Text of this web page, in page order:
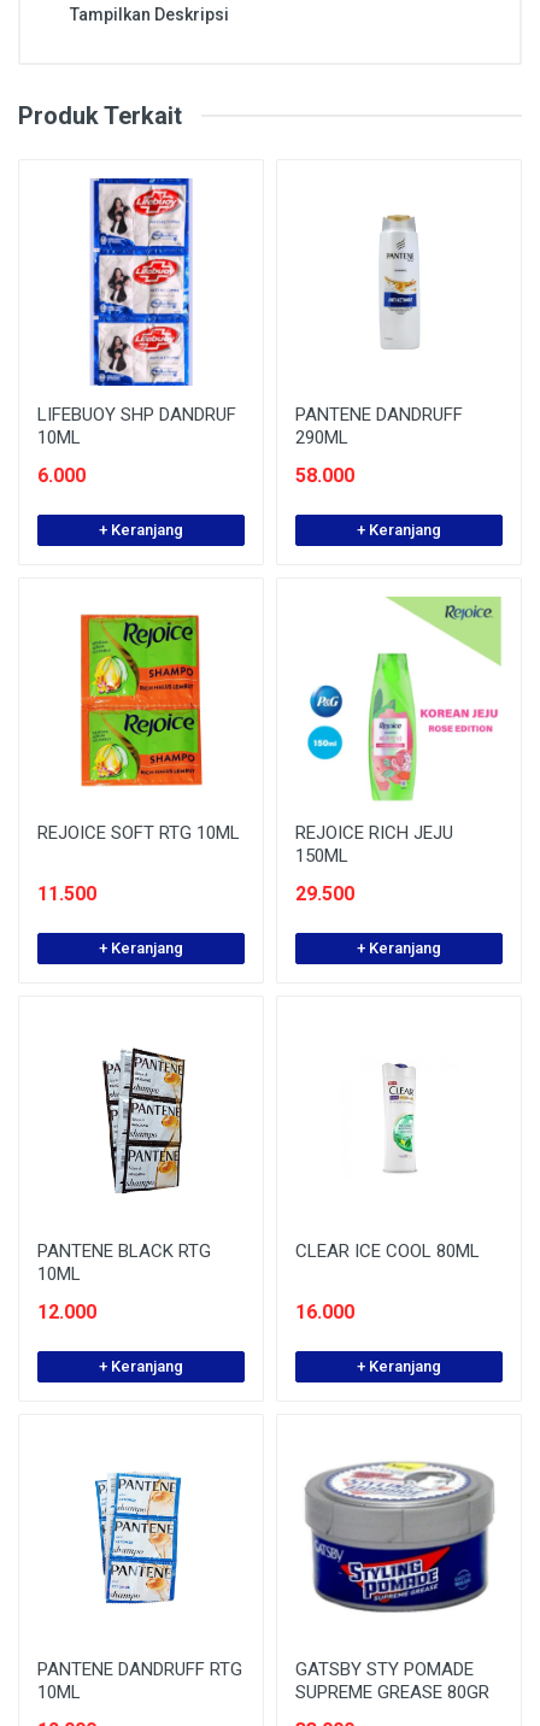
Tampilkan Deskripsi
Produk Terkait
LIFEBUOY SHP DANDRUF
10ML
6.000
+ Keranjang
PANTENE DANDRUFF
290ML
58.000
+ Keranjang
REJOICE SOFT RTG 10ML
11.500
+ Keranjang
REJOICE RICH JEJU
150ML
29.500
+ Keranjang
PANTENE BLACK RTG
10ML
12.000
+ Keranjang
CLEAR ICE COOL 80ML
16.000
+ Keranjang
PANTENE DANDRUFF RTG
10ML
GATSBY STY POMADE
SUPREME GREASE 80GR